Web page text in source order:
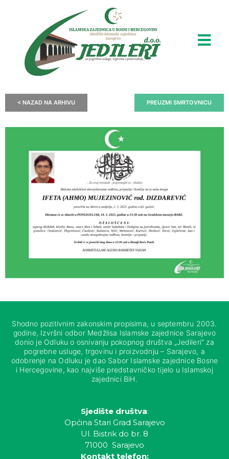
< NAZAD NA ARHIVU PREUZMI SMRTOVNICU
Shodno pozitivnim zakonskim propisima, u septembru 2003.
godine, Izvršni odbor Medžlisa Islamske zajednice Sarajevo
donio je Odluku o osnivanju pokopnog društva „Jedileri“ za
pogrebne usluge, trgovinu i proizvodnju – Sarajevo, a
odobrenje na Odluku je dao Sabor Islamske zajednice Bosne
i Hercegovine, kao najviše predstavničko tijelo u Islamskoj
zajednici BiH.
Sjedište društva:
Općina Stari Grad Sarajevo
Ul. Bistrik do br. 8
71000 Sarajevo
Kontakt telefon: